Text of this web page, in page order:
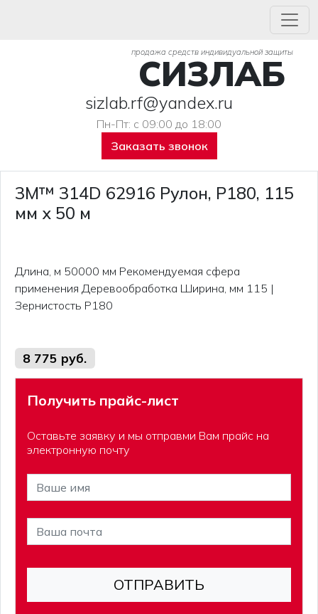
продажа средств индивидуальной защиты
СИЗЛАБ
sizlab.rf@yandex.ru
Пн-Пт: с 09:00 до 18:00
Заказать звонок
3M™ 314D 62916 Рулон, P180, 115
мм х 50 м
Длина, м 50000 мм Рекомендуемая сфера
применения Деревообработка Ширина, мм 115 |
Зернистость Р180
8 775 руб.
Получить прайс-лист
Оставьте заявку и мы отправми Вам прайс на
электронную почту